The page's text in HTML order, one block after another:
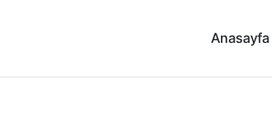
Anasayfa